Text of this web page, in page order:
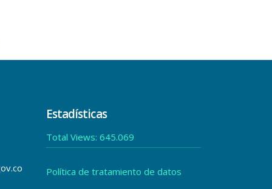
Estadísticas
Total Views: 645.069
Política de tratamiento de datos